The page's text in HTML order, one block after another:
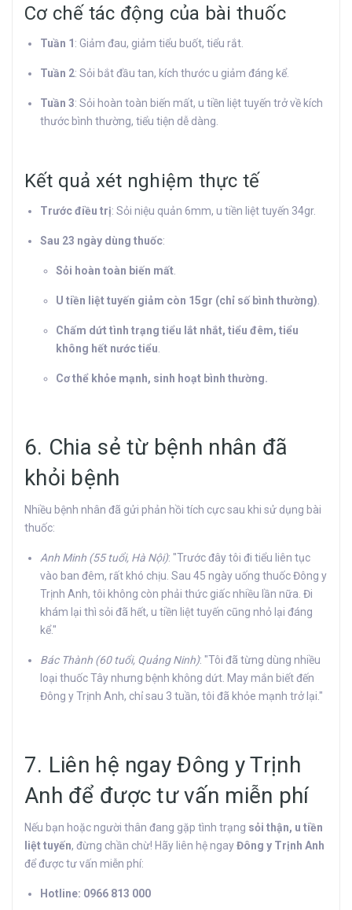
Cơ chế tác động của bài thuốc
Tuần 1 : Giảm đau, giảm tiểu buốt, tiểu rắt.
Tuần 2: Sỏi bắt đầu tan, kích thước u giảm đáng kể.
Tuần 3: Sỏi hoàn toàn biến mất, u tiền liệt tuyến trở về kích
thước bình thường, tiểu tiện dễ dàng.
Kết quả xét nghiệm thực tế
Trước điều trị: Sỏi niệu quản 6mm, u tiền liệt tuyến 34gr.
Sau 23 ngày dùng thuốc:
Sỏi hoàn toàn biến mất
U tiền liệt tuyến giảm còn 15gr (chỉ số bình thường)
Chấm dứt tình trạng tiểu lắt nhắt, tiểu đêm, tiểu
không hết nước tiểu
Cơ thể khỏe mạnh, sinh hoạt bình thường.
6. Chia sẻ từ bệnh nhân đã
khỏi bệnh
Nhiều bệnh nhân đã gửi phản hồi tích cực sau khi sử dụng bài
thuốc:
Anh Minh (55 tuổi, Hà Nội): "Trước đây tôi đi tiểu liên tục
vào ban đêm, rất khó chịu. Sau 45 ngày uống thuốc Đông y
Trịnh Anh, tôi không còn phải thức giấc nhiều lần nữa. Đi
khám lại thì sỏi đã hết, u tiền liệt tuyến cũng nhỏ lại đáng
kể."
Bác Thành (60 tuổi, Quảng Ninh): "Tôi đã từng dùng nhiều
loại thuốc Tây nhưng bệnh không dứt. May mắn biết đến
Đông y Trịnh Anh, chỉ sau 3 tuần, tôi đã khỏe mạnh trở lại."
7. Liên hệ ngay Đông y Trịnh
Anh để được tư vấn miễn phí
Nếu bạn hoặc người thân đang gặp tình trạng sỏi thận, u tiền
liệt tuyến, đừng chần chừ! Hãy liên hệ ngayĐông y Trịnh Anh
để được tư vấn miễn phí:
Hotline: 0966 813 000